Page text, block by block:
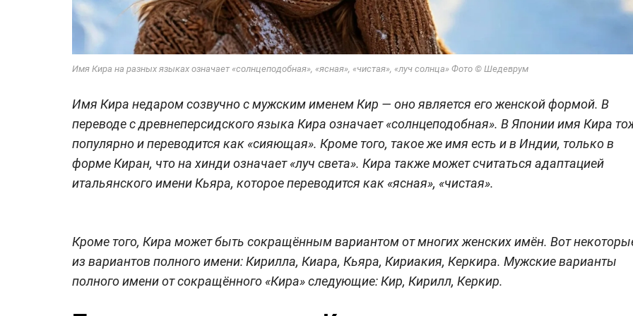
Имя Кира на разных языках означает «солнцеподобная», «ясная», «чистая», «луч солнца» Фото © Шедеврум
Имя Кира недаром созвучно с мужским именем Кир — оно является его женской формой. В
переводе с древнеперсидского языка Кира означает «солнцеподобная». В Японии имя Кира
популярно и переводится как «сияющая». Кроме того, такое же имя есть и в Индии, только в
форме Киран, что на хинди означает «луч света». Кира также может считаться адаптацией
итальянского имени Кьяра, которое переводится как «ясная», «чистая».
Кроме того, Кира может быть сокращённым вариантом от многих женских имён. Вот
из вариантов полного имени: Кирилла, Киара, Кьяра, Кириакия, Керкира. Мужские варианты
полного имени от сокращённого «Кира» следующие: Кир, Кирилл, Керкир.